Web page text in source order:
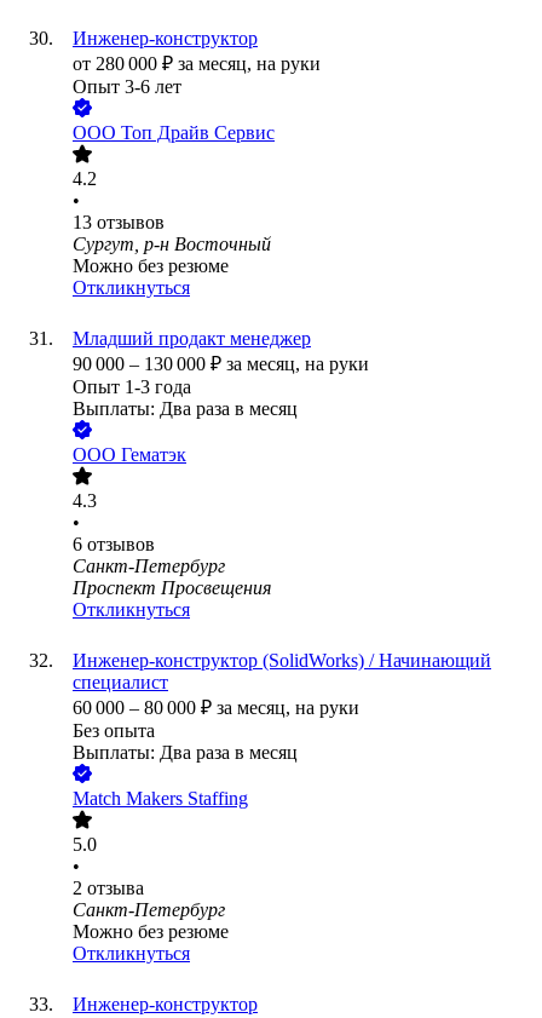
Инженер-конструктор
от 280 000 ₽ за месяц, на руки
Опыт 3-6 лет
ООО Топ Драйв Сервис
4.2
•
13 отзывов
Сургут, р-н Восточный
Можно без резюме
Откликнуться
Младший продакт менеджер
90 000 – 130 000 ₽ за месяц, на руки
Опыт 1-3 года
Выплаты: Два раза в месяц
ООО Гематэк
4.3
•
6 отзывов
Санкт-Петербург
Проспект Просвещения
Откликнуться
Инженер-конструктор (SolidWorks) / Начинающий
специалист
60 000 – 80 000 ₽ за месяц, на руки
Без опыта
Выплаты: Два раза в месяц
Match Makers Staffing
5.0
•
2 отзыва
Санкт-Петербург
Можно без резюме
Откликнуться
Инженер-конструктор